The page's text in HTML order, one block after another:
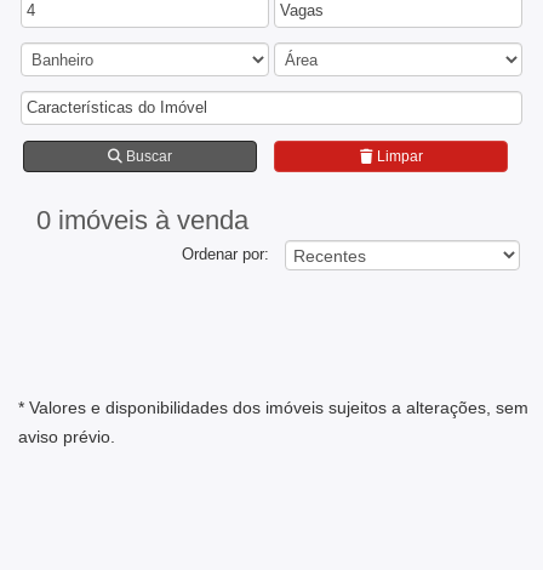
4 Vagas
Características do Imóvel
Buscar Limpar
0 imóveis à venda
Ordenar por:
* Valores e disponibilidades dos imóveis sujeitos a alterações, sem
aviso prévio.